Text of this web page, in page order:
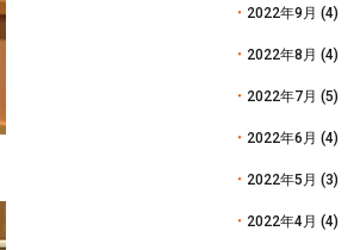
2022年9月 (4)
2022年8月 (4)
2022年7月 (5)
2022年6月 (4)
2022年5月 (3)
2022年4月 (4)